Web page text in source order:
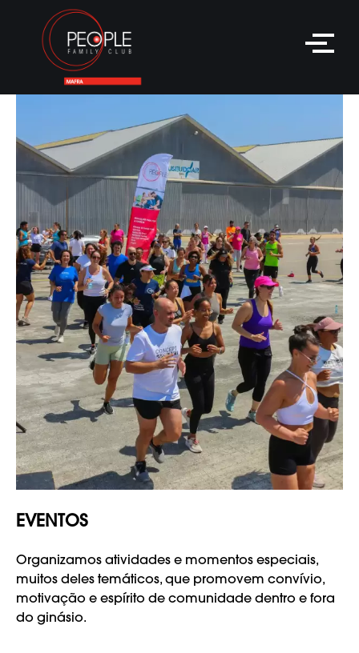
EVENTOS
Organizamos atividades e momentos especiais,
muitos deles temáticos, que promovem convívio,
motivação e espírito de comunidade dentro e fora
do ginásio.